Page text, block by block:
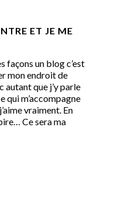
ET JE ME
façons un blog c’est
mon endroit de
autant que j’y parle
qui m’accompagne
vraiment. En
Ce sera ma